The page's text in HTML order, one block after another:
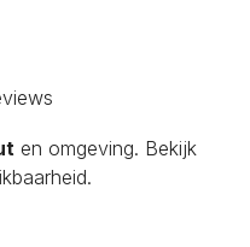
en omgeving. Bekijk